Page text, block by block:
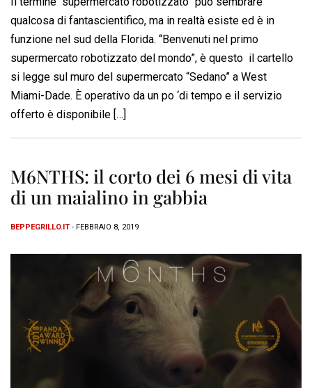
qualcosa di fantascientifico, ma in realtà esiste ed è in
funzione nel sud della Florida. “Benvenuti nel primo
supermercato robotizzato del mondo”, è questo il cartello
si legge sul muro del supermercato “Sedano” a West
Miami-Dade. È operativo da un po ‘di tempo e il servizio
offerto è disponibile […]
M6NTHS: il corto dei 6 mesi di vita
di un maialino in gabbia
BEPPEGRILLO.IT - FEBBRAIO 8, 2019